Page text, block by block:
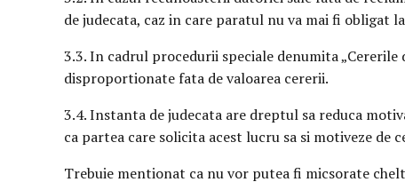
de judecata, caz in care paratul nu va mai fi obligat
3.3. In cadrul procedurii speciale denumita
disproportionate fata de valoarea cererii.
3.4. Instanta de judecata are dreptul sa reduca
ca partea care solicita acest lucru sa si motiveze de
Trebuie mentionat ca nu vor putea fi micsorate